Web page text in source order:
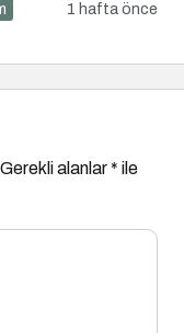
1 hafta önce
Gerekli alanlar* ile